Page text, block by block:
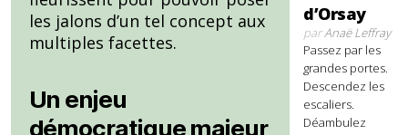
les jalons d’un tel concept aux
multiples facettes.
Un enjeu
démocratique majeur
d’Orsay
parAnaë Leffray
Passez par les
grandes portes.
Descendez les
escaliers.
Déambulez